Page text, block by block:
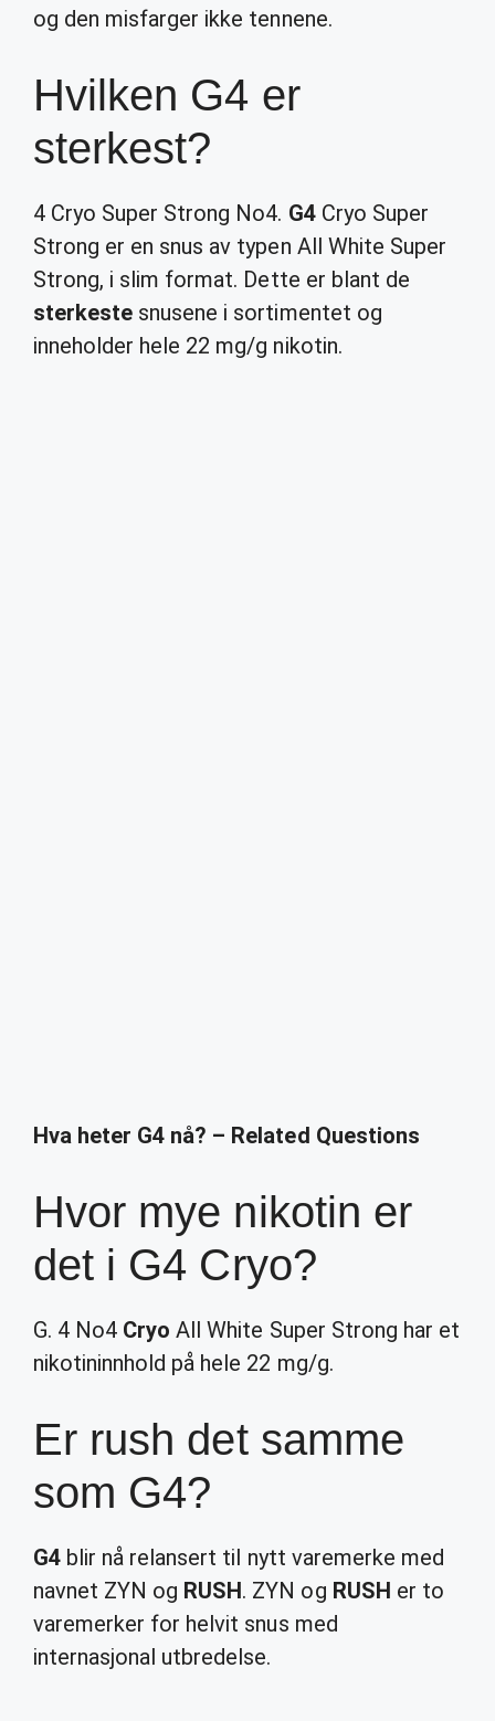
og den misfarger ikke tennene.
Hvilken G4 er
sterkest?
4 Cryo Super Strong No4. G4Cryo Super
Strong er en snus av typen All White Super
Strong, i slim format. Dette er blant de
sterkeste snusene i sortimentet og
inneholder hele 22 mg/g nikotin.
Hva heter G4 nå? – Related Questions
Hvor mye nikotin er
det i G4 Cryo?
G. 4 No4 Cryo All White Super Strong har et
nikotininnhold på hele 22 mg/g.
Er rush det samme
som G4?
G4 blir nå relansert til nytt varemerke med
navnet ZYN og RUSH. ZYN og RUSH er to
varemerker for helvit snus med
internasjonal utbredelse.